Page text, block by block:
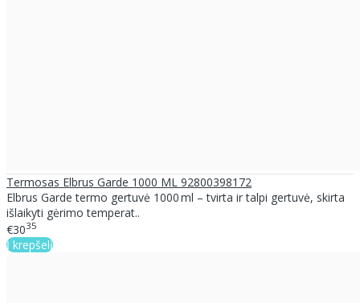
Termosas Elbrus Garde 1000 ML 92800398172
Elbrus Garde termo gertuvė 1000 ml – tvirta ir talpi gertuvė, skirta
išlaikyti gėrimo temperat..
€3035
Į krepšelį